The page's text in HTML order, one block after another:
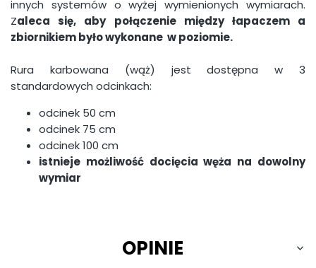
innych systemów o wyżej wymienionych wymiarach.
Zaleca się, aby połączenie między łapaczem a
zbiornikiem było wykonane w poziomie.
Rura karbowana (wąż) jest dostępna w 3
standardowych odcinkach:
odcinek 50 cm
odcinek 75 cm
odcinek 100 cm
istnieje możliwość docięcia węża na dowolny
wymiar
OPINIE